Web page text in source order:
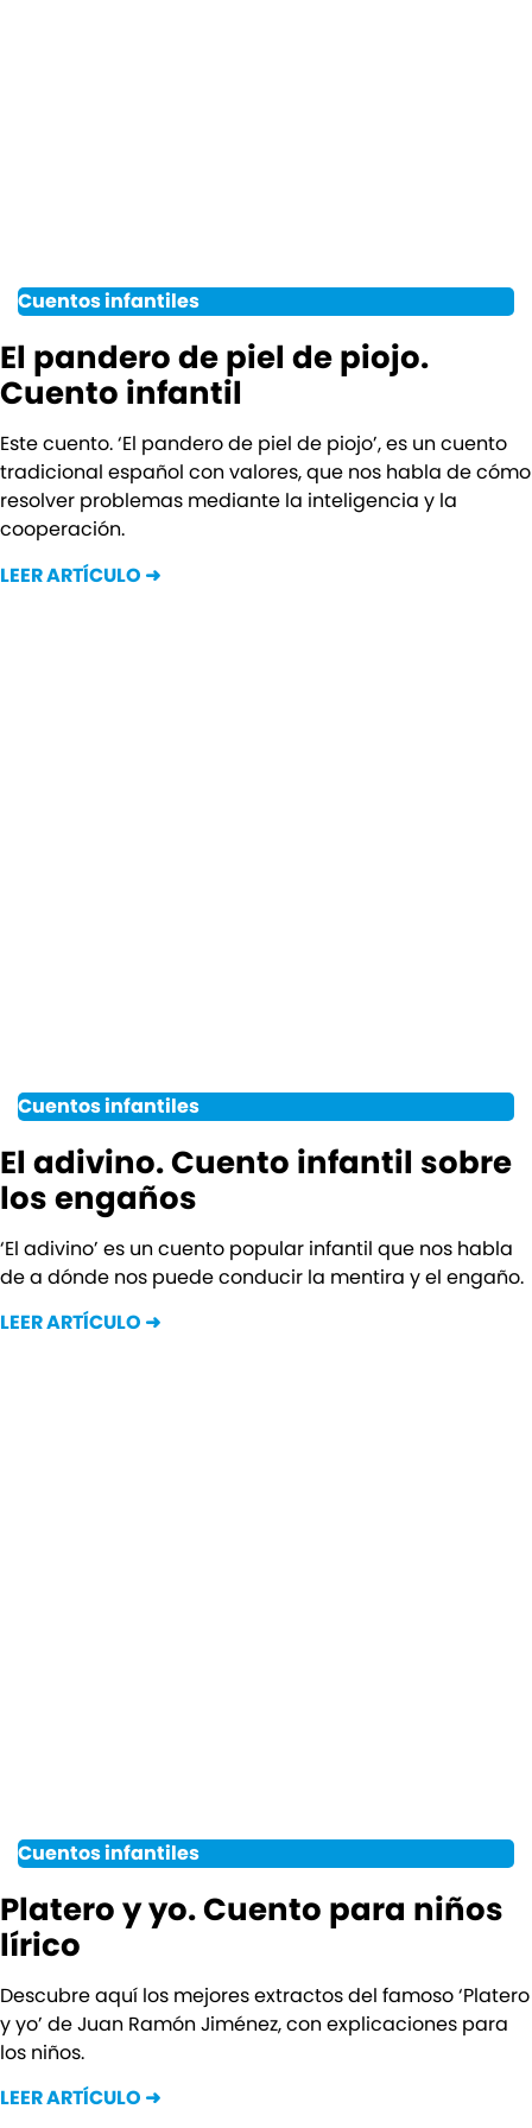
Cuentos infantiles
El pandero de piel de piojo.
Cuento infantil
Este cuento. ‘El pandero de piel de piojo’, es un cuento
tradicional español con valores, que nos habla de cómo
resolver problemas mediante la inteligencia y la
cooperación.
LEER ARTÍCULO ➜
Cuentos infantiles
El adivino. Cuento infantil sobre
los engaños
‘El adivino’ es un cuento popular infantil que nos habla
de a dónde nos puede conducir la mentira y el engaño.
LEER ARTÍCULO ➜
Cuentos infantiles
Platero y yo. Cuento para niños
lírico
Descubre aquí los mejores extractos del famoso ‘Platero
y yo’ de Juan Ramón Jiménez, con explicaciones para
los niños.
LEER ARTÍCULO ➜